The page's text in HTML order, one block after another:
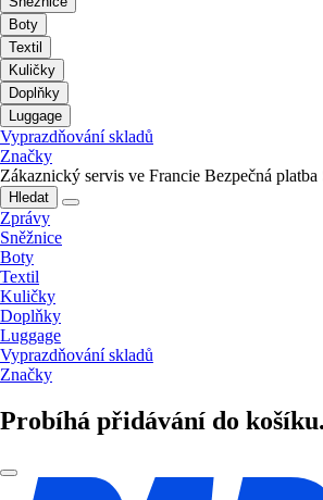
Boty
Textil
Kuličky
Doplňky
Luggage
Vyprazdňování skladů
Značky
Zákaznický servis ve Francie Bezpečná platba
Hledat
Zprávy
Sněžnice
Boty
Textil
Kuličky
Doplňky
Luggage
Vyprazdňování skladů
Značky
Probíhá přidávání do